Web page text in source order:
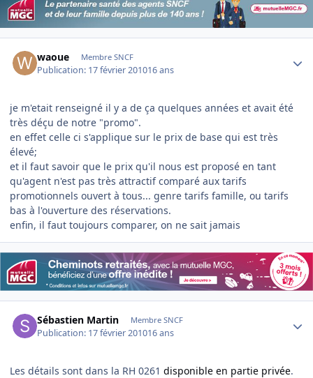
waoue Membre SNCF
Publication: 17 février 201016 ans
je m'etait renseigné il y a de ça quelques années et avait été
très déçu de notre "promo".
en effet celle ci s'applique sur le prix de base qui est très
élevé;
et il faut savoir que le prix qu'il nous est proposé en tant
qu'agent n'est pas très attractif comparé aux tarifs
promotionnels ouvert à tous... genre tarifs famille, ou tarifs
bas à l'ouverture des réservations.
enfin, il faut toujours comparer, on ne sait jamais
Sébastien Martin Membre SNCF
Publication: 17 février 201016 ans
Les détails sont dans la RH 0261 disponible en partie privée.